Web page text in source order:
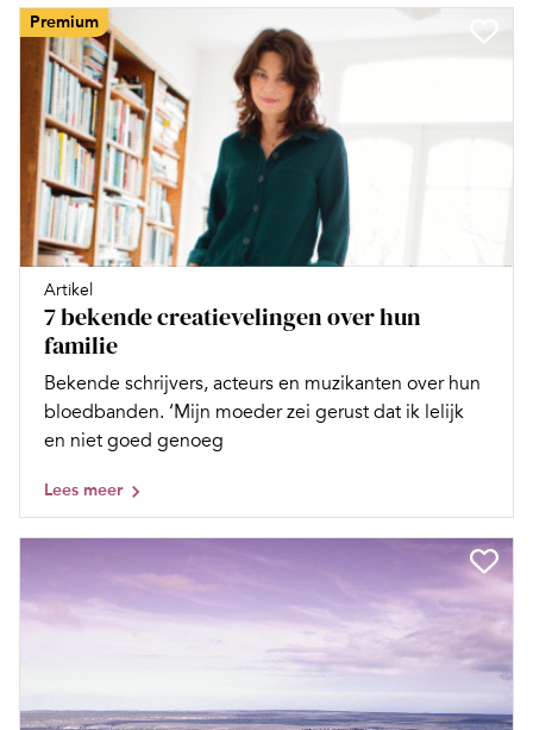
Premium
Artikel
7 bekende creatievelingen over hun
familie
Bekende schrijvers, acteurs en muzikanten over hun
bloedbanden. ‘Mijn moeder zei gerust dat ik lelijk
en niet goed genoeg
Lees meer